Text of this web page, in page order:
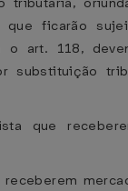
tributária,
que ficarão
o art. 118,
substituição
que